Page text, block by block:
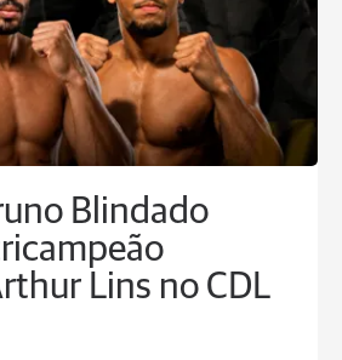
Blindado
Lins no CDL